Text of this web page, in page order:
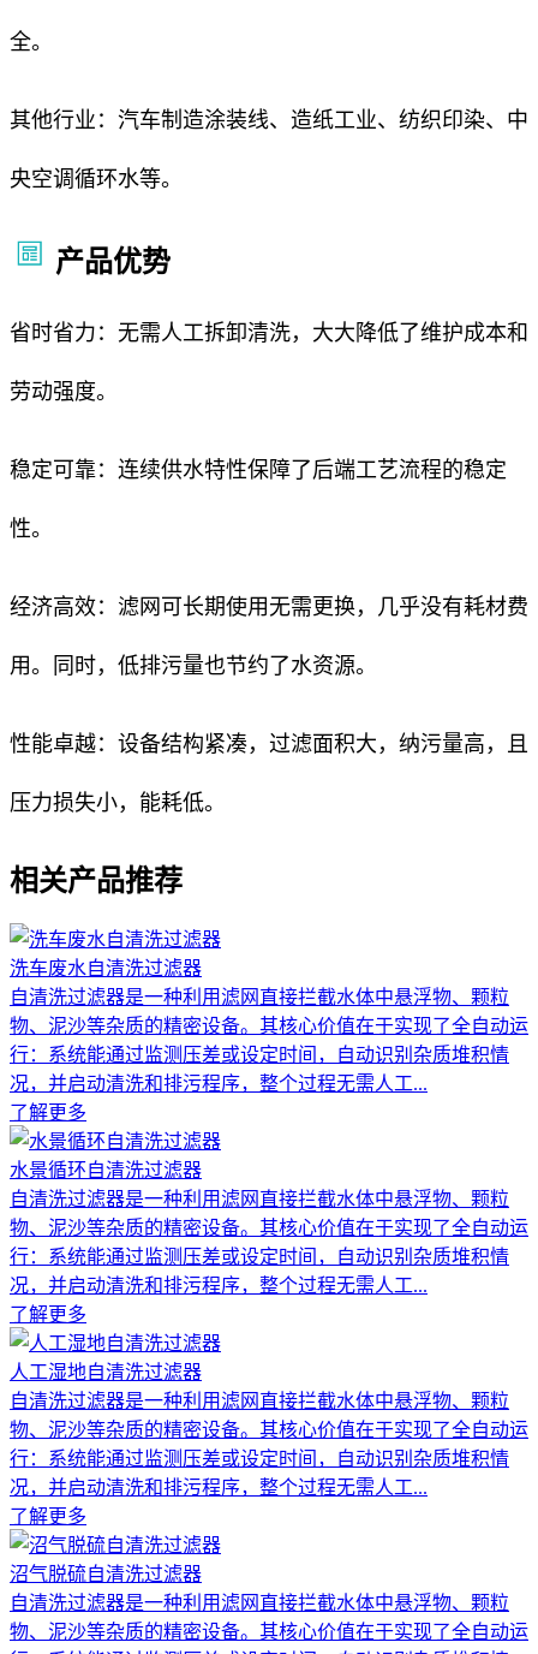
全。
其他行业：汽车制造涂装线、造纸工业、纺织印染、中
央空调循环水等。
产品优势
省时省力：无需人工拆卸清洗，大大降低了维护成本和
劳动强度。
稳定可靠：连续供水特性保障了后端工艺流程的稳定
性。
经济高效：滤网可长期使用无需更换，几乎没有耗材费
用。同时，低排污量也节约了水资源。
性能卓越：设备结构紧凑，过滤面积大，纳污量高，且
压力损失小，能耗低。
相关产品推荐
洗车废水自清洗过滤器
自清洗过滤器是一种利用滤网直接拦截水体中悬浮物、颗粒
物、泥沙等杂质的精密设备。其核心价值在于实现了全自动运
行：系统能通过监测压差或设定时间，自动识别杂质堆积情
况，并启动清洗和排污程序，整个过程无需人工...
了解更多
水景循环自清洗过滤器
自清洗过滤器是一种利用滤网直接拦截水体中悬浮物、颗粒
物、泥沙等杂质的精密设备。其核心价值在于实现了全自动运
行：系统能通过监测压差或设定时间，自动识别杂质堆积情
况，并启动清洗和排污程序，整个过程无需人工...
了解更多
人工湿地自清洗过滤器
自清洗过滤器是一种利用滤网直接拦截水体中悬浮物、颗粒
物、泥沙等杂质的精密设备。其核心价值在于实现了全自动运
行：系统能通过监测压差或设定时间，自动识别杂质堆积情
况，并启动清洗和排污程序，整个过程无需人工...
了解更多
沼气脱硫自清洗过滤器
自清洗过滤器是一种利用滤网直接拦截水体中悬浮物、颗粒
物、泥沙等杂质的精密设备。其核心价值在于实现了全自动运